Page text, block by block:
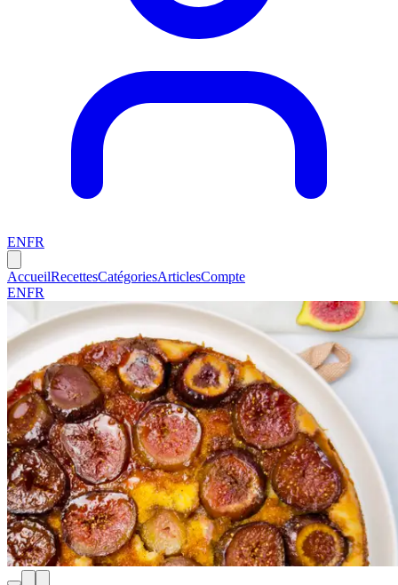
ENFR
AccueilRecettesCatégoriesArticlesCompte
ENFR